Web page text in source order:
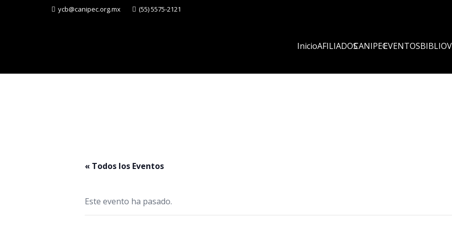
ycb@canipec.org.mx (55) 5575-2121
InicioAFILIADOSCANIPECEVENTOS
« Todos los Eventos
Este evento ha pasado.